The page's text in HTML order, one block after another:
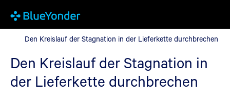
Den Kreislauf der Stagnation in der Lieferkette durchbrechen
Den Kreislauf der Stagnation in der Lieferkette durchbrechen
Den Kreislauf der Stagnation in
der Lieferkette durchbrechen